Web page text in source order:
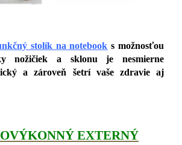
stolík na notebook s možnosťou
nožičiek a sklonu je nesmierne
a zároveň šetrí vaše zdravie aj
EXTERNÝ